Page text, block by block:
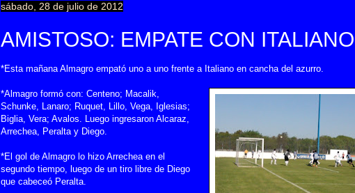
sábado, 28 de julio de 2012
AMISTOSO: EMPATE CON ITALIANO
*Esta mañana Almagro empató uno a uno frente a Italiano en cancha del azurro.
*Almagro formó con: Centeno; Macalik,
Schunke, Lanaro; Ruquet, Lillo, Vega, Iglesias;
Biglia, Vera; Avalos. Luego ingresaron Alcaraz,
Arrechea, Peralta y Diego.
*El gol de Almagro lo hizo Arrechea en el
segundo tiempo, luego de un tiro libre de Diego
que cabeceó Peralta.